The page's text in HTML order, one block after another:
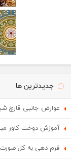
جدیدترین ها
عوارض جانبی قارچ
آموزش دوخت کاور مبل
فرم دهی به کل صورت